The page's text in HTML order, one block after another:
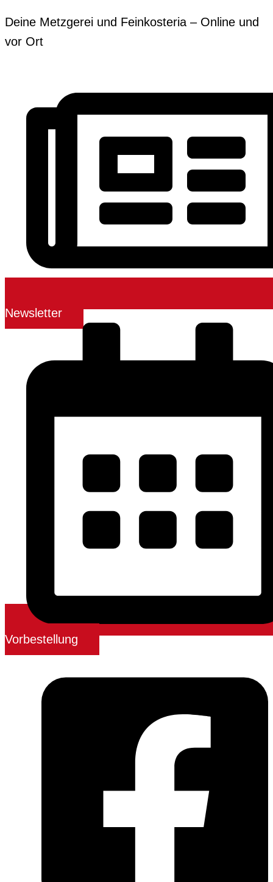
Inhalt
springen
Deine Metzgerei und Feinkosteria – Online und
vor Ort
Newsletter
Vorbestellung